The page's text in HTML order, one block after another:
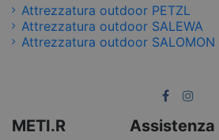
Attrezzatura outdoor PETZL
Attrezzatura outdoor SALEWA
Attrezzatura outdoor SALOMON
METI.R Assistenza